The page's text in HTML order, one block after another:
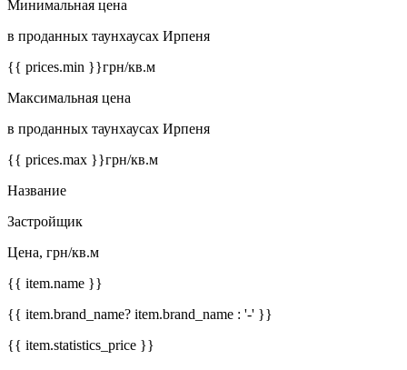
Минимальная цена
в проданных таунхаусах Ирпеня
{{ prices.min }}грн/кв.м
Максимальная цена
в проданных таунхаусах Ирпеня
{{ prices.max }}грн/кв.м
Название
Застройщик
Цена, грн/кв.м
{{ item.name }}
{{ item.brand_name? item.brand_name : '-' }}
{{ item.statistics_price }}